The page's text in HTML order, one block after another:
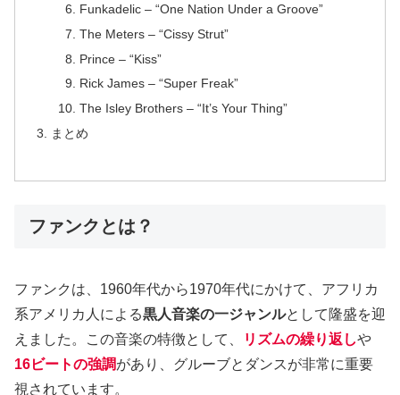
Funkadelic – “One Nation Under a Groove”
The Meters – “Cissy Strut”
Prince – “Kiss”
Rick James – “Super Freak”
The Isley Brothers – “It’s Your Thing”
まとめ
ファンクとは？
ファンクは、1960年代から1970年代にかけて、アフリカ
系アメリカ人による黒人音楽の一ジャンルとして隆盛を迎
えました。この音楽の特徴として、
リズムの繰り返しや
16ビートの強調があり、グルーブとダンスが非常に重要
視されています。